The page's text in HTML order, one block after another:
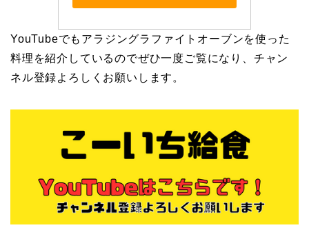
YouTubeでもアラジングラファイトオーブンを使った
料理を紹介しているのでぜひ一度ご覧になり、チャン
ネル登録よろしくお願いします。